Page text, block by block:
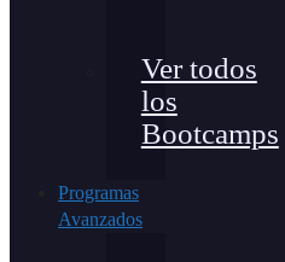
Ver todos
los
Bootcamps
Programas
Avanzados